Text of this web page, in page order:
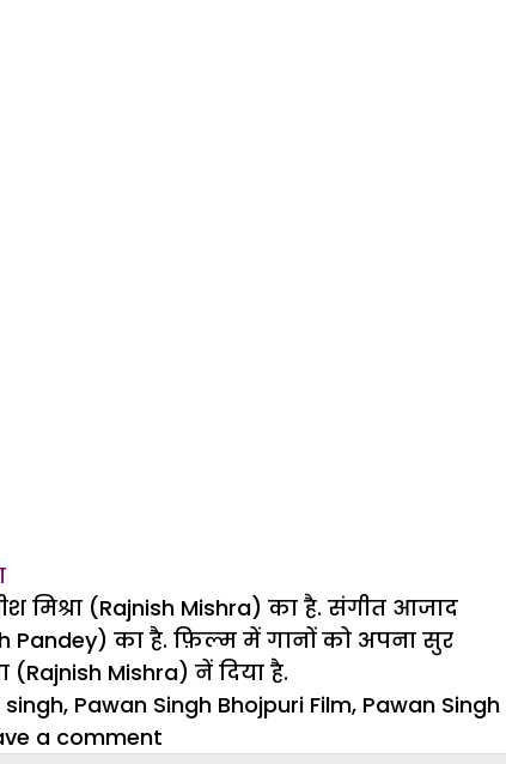
(Rajnish Mishra) का है. संगीत आजाद
Pandey) का है. फ़िल्म में गानों को अपना सुर
Mishra) नें दिया है.
, Pawan Singh Bhojpuri Film, Pawan Singh
a comment